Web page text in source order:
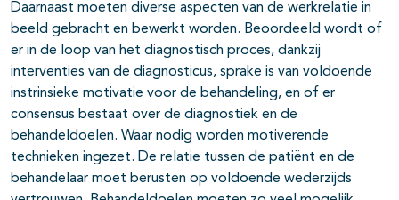
Daarnaast moeten diverse aspecten van de werkrelatie in
beeld gebracht en bewerkt worden. Beoordeeld wordt of
er in de loop van het diagnostisch proces, dankzij
interventies van de diagnosticus, sprake is van voldoende
instrinsieke motivatie voor de behandeling, en of er
consensus bestaat over de diagnostiek en de
behandeldoelen. Waar nodig worden motiverende
technieken ingezet. De relatie tussen de patiënt en de
behandelaar moet berusten op voldoende wederzijds